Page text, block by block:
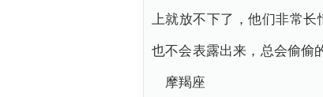
上就放不下了，他们非常
也不会表露出来，总会偷偷
摩羯座